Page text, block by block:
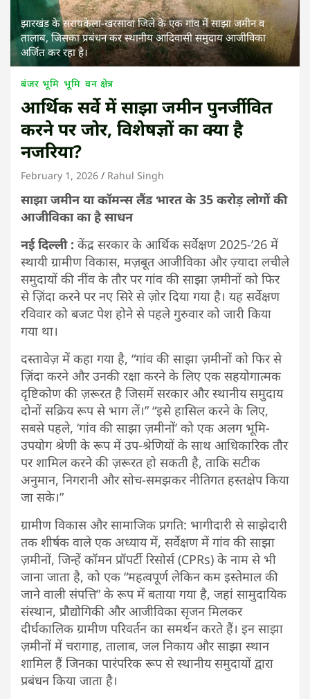
झारखंड के सरायकेला-खरसावां जिले के एक गांव में साझा जमीन व
तालाब, जिसका प्रबंधन कर स्थानीय आदिवासी समुदाय आजीविका
अर्जित कर रहा है।
बंजर भूमि भूमि वन क्षेत्र
आर्थिक सर्वे में साझा जमीन पुनर्जीवित
करने पर जोर, विशेषज्ञों का क्या है
नजरिया?
February 1, 2026 Rahul Singh
साझा जमीन या कॉमन्स लैंड भारत के 35 करोड़ लोगों की
आजीविका का है साधन
नई दिल्ली : केंद्र सरकार के आर्थिक सर्वेक्षण 2025-’26 में
स्थायी ग्रामीण विकास, मज़बूत आजीविका और ज़्यादा लचीले
समुदायों की नींव के तौर पर गांव की साझा ज़मीनों को फिर
से ज़िंदा करने पर नए सिरे से ज़ोर दिया गया है। यह सर्वेक्षण
रविवार को बजट पेश होने से पहले गुरुवार को जारी किया
गया था।
दस्तावेज़ में कहा गया है, “गांव की साझा ज़मीनों को फिर से
ज़िंदा करने और उनकी रक्षा करने के लिए एक सहयोगात्मक
दृष्टिकोण की ज़रूरत है जिसमें सरकार और स्थानीय समुदाय
दोनों सक्रिय रूप से भाग लें।” “इसे हासिल करने के लिए,
सबसे पहले, ‘गांव की साझा ज़मीनों’ को एक अलग भूमि-
उपयोग श्रेणी के रूप में उप-श्रेणियों के साथ आधिकारिक तौर
पर शामिल करने की ज़रूरत हो सकती है, ताकि सटीक
अनुमान, निगरानी और सोच-समझकर नीतिगत हस्तक्षेप किया
जा सके।”
ग्रामीण विकास और सामाजिक प्रगति: भागीदारी से साझेदारी
तक शीर्षक वाले एक अध्याय में, सर्वेक्षण में गांव की साझा
ज़मीनों, जिन्हें कॉमन प्रॉपर्टी रिसोर्स (CPRs) के नाम से भी
जाना जाता है, को एक “महत्वपूर्ण लेकिन कम इस्तेमाल की
जाने वाली संपत्ति” के रूप में बताया गया है, जहां सामुदायिक
संस्थान, प्रौद्योगिकी और आजीविका सृजन मिलकर
दीर्घकालिक ग्रामीण परिवर्तन का समर्थन करते हैं। इन साझा
ज़मीनों में चरागाह, तालाब, जल निकाय और साझा स्थान
शामिल हैं जिनका पारंपरिक रूप से स्थानीय समुदायों द्वारा
प्रबंधन किया जाता है।